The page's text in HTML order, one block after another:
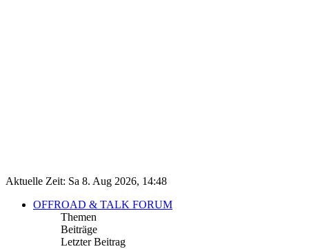
Aktuelle Zeit: Sa 8. Aug 2026, 14:48
OFFROAD & TALK FORUM
Themen
Beiträge
Letzter Beitrag